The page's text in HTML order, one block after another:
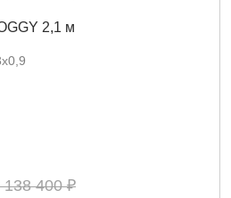
2,1 м
138 400 ₽